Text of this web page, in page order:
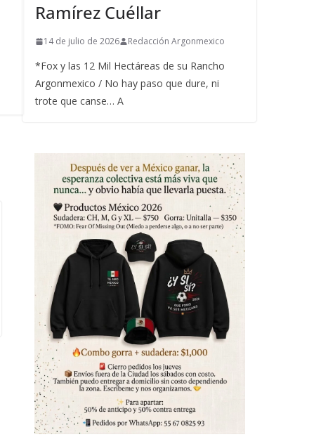
Ramírez Cuéllar
14 de julio de 2026 Redacción Argonmexico
*Fox y las 12 Mil Hectáreas de su Rancho
Argonmexico / No hay paso que dure, ni
trote que canse… A